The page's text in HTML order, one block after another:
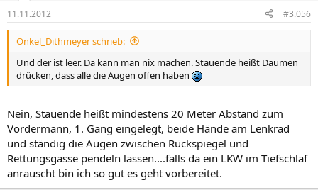
11.11.2012 #3.056
Onkel_Dithmeyer schrieb:
Und der ist leer. Da kann man nix machen. Stauende heißt Daumen
drücken, dass alle die Augen offen haben
Nein, Stauende heißt mindestens 20 Meter Abstand zum
Vordermann, 1. Gang eingelegt, beide Hände am Lenkrad
und ständig die Augen zwischen Rückspiegel und
Rettungsgasse pendeln lassen....falls da ein LKW im Tiefschlaf
anrauscht bin ich so gut es geht vorbereitet.